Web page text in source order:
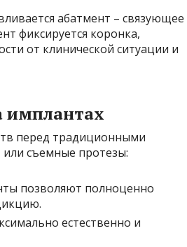
абатмент – связующее
фиксируется коронка,
от клинической ситуации и
имплантах
перед традиционными
съемные протезы:
позволяют полноценно
естественно и